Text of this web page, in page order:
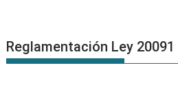
Reglamentación Ley 20091